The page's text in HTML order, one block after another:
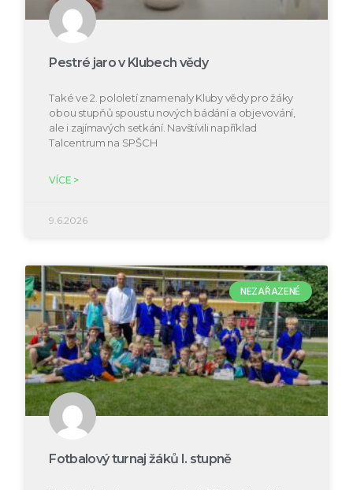
Pestré jaro v Klubech vědy
Také ve 2. pololetí znamenaly Kluby vědy pro žáky
obou stupňů spoustu nových bádání a objevování,
ale i zajímavých setkání. Navštívili například
Talcentrum na SPŠCH
VÍCE >
9.6.2026
NEZAŘAZENÉ
Fotbalový turnaj žáků I. stupně